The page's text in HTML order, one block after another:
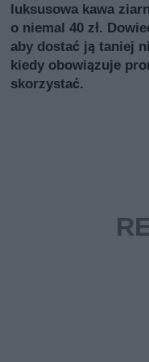
luksusowa kawa
o niemal 40 zł.
aby dostać ją taniej
kiedy obowiązuje
skorzystać.